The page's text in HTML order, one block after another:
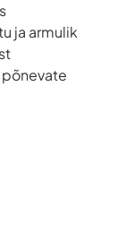
ja armulik
põnevate